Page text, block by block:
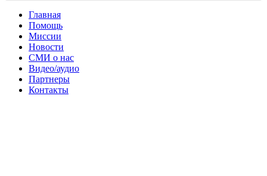
Главная
Помощь
Миссии
Новости
СМИ о нас
Видео/аудио
Партнеры
Контакты